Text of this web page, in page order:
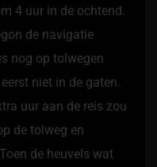
4 uur in de ochtend.
de navigatie
nog op tolwegen
niet in de gaten.
uur aan de reis zou
de tolweg en
de heuvels wat